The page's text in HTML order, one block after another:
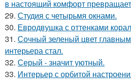
в настоящий комфорт
29. Студия с четырьмя окнами.
30. Евродвушка с оттенками
31. Сочный зеленый цвет
интерьера стал.
32. Серый - значит уютный.
33. Интерьер с орбитой